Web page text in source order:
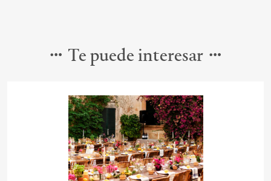
Te puede interesar